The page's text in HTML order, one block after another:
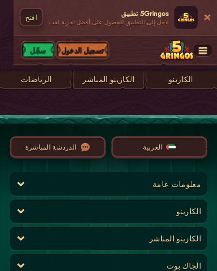
5Gringos تطبيق
ادخل إلى التطبيق للحصول على أفضل تجربة لعب
افتح
تسجيل الدخول سجّل
الكازينو الكازينو المباشر الرياضات
العربية الدردشة المباشرة
معلومات عامة
الكازينو
الكازينو المباشر
الجاك بوت